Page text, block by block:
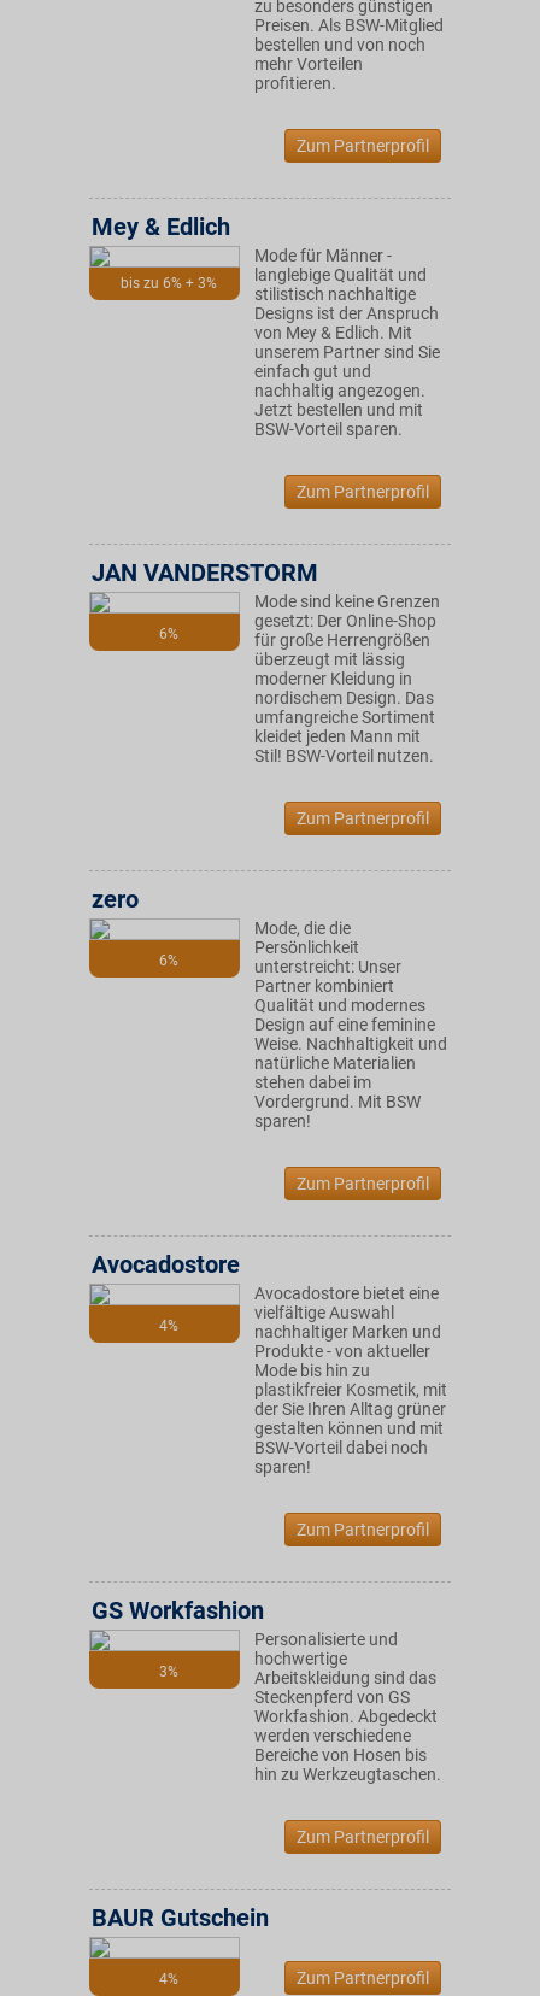
zu besonders günstigen
Preisen. Als BSW-Mitglied
bestellen und von noch
mehr Vorteilen
profitieren.
Zum Partnerprofil
bis zu 6% + 3%
Mey & Edlich
Mode für Männer -
langlebige Qualität und
stilistisch nachhaltige
Designs ist der Anspruch
von Mey & Edlich. Mit
unserem Partner sind Sie
einfach gut und
nachhaltig angezogen.
Jetzt bestellen und mit
BSW-Vorteil sparen.
Zum Partnerprofil
6%
JAN VANDERSTORM
Mode sind keine Grenzen
gesetzt: Der Online-Shop
für große Herrengrößen
überzeugt mit lässig
moderner Kleidung in
nordischem Design. Das
umfangreiche Sortiment
kleidet jeden Mann mit
Stil! BSW-Vorteil nutzen.
Zum Partnerprofil
6%
zero
Mode, die die
Persönlichkeit
unterstreicht: Unser
Partner kombiniert
Qualität und modernes
Design auf eine feminine
Weise. Nachhaltigkeit und
natürliche Materialien
stehen dabei im
Vordergrund. Mit BSW
sparen!
Zum Partnerprofil
4%
Avocadostore
Avocadostore bietet eine
vielfältige Auswahl
nachhaltiger Marken und
Produkte - von aktueller
Mode bis hin zu
plastikfreier Kosmetik, mit
der Sie Ihren Alltag grüner
gestalten können und mit
BSW-Vorteil dabei noch
sparen!
Zum Partnerprofil
3%
GS Workfashion
Personalisierte und
hochwertige
Arbeitskleidung sind das
Steckenpferd von GS
Workfashion. Abgedeckt
werden verschiedene
Bereiche von Hosen bis
hin zu Werkzeugtaschen.
Zum Partnerprofil
4%
BAUR Gutschein
Zum Partnerprofil